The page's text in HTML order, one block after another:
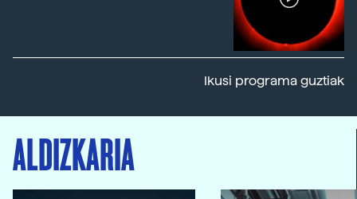
Ikusi programa guztiak
ALDIZKARIA